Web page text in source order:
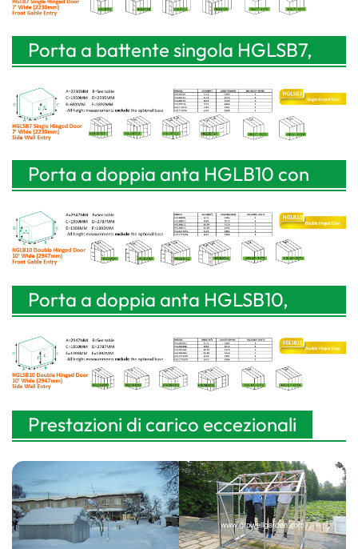
Porta a battente singola HGLSB7,
parete laterale
Porta a doppia anta HGLB10 con
apertura a timpano, larghezza
2947 mm (10'').
Porta a doppia anta HGLSB10,
ingresso a parete laterale
Prestazioni di carico eccezionali